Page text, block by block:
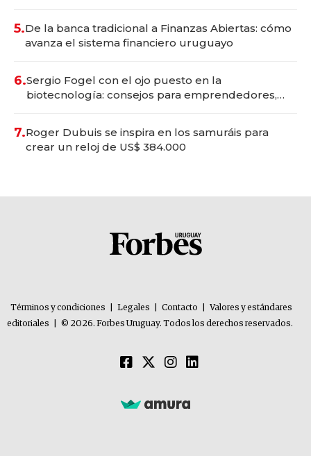
5.De la banca tradicional a Finanzas Abiertas: cómo
avanza el sistema financiero uruguayo
6.Sergio Fogel con el ojo puesto en la
biotecnología: consejos para emprendedores,
7.Roger Dubuis se inspira en los samuráis para
crear un reloj de US$ 384.000
Términos y condiciones Legales Contacto
Valores y estándares
editoriales
© 2026. Forbes Uruguay. Todos los derechos reservados.